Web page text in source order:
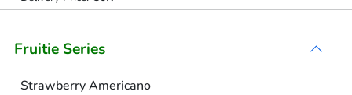
Fruitie Series
Strawberry Americano